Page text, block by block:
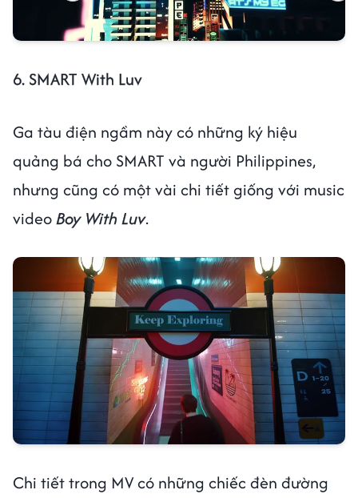
6. SMART With Luv
Ga tàu điện ngầm này có những ký hiệu
quảng bá cho SMART và người Philippines,
nhưng cũng có một vài chi tiết giống với music
videoBoy With Luv.
Chi tiết trong MV có những chiếc đèn đường